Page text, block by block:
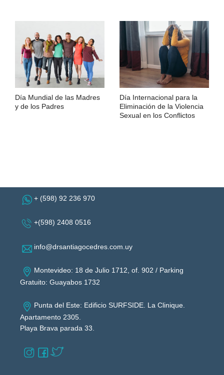
Día Mundial de las Madres
y de los Padres
Día Internacional para la
Eliminación de la Violencia
Sexual en los Conflictos
+ (598) 92 236 970
+(598) 2408 0516
info@drsantiagocedres.com.uy
Montevideo: 18 de Julio 1712, of. 902 / Parking
Gratuito: Guayabos 1732
Punta del Este: Edificio SURFSIDE. La Clinique.
Apartamento 2305.
Playa Brava parada 33.